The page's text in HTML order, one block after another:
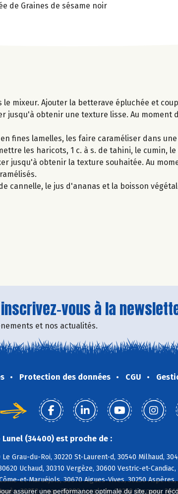
assurer une performance optimale du site, pour
de Graines de sésame noir
mixeur. Ajouter la betterave épluchée et
jusqu'à obtenir une texture lisse. Au moment
fines lamelles, les faire caraméliser dans
les haricots, 1 c. à s. de tahini, le cumin,
jusqu'à obtenir la texture souhaitée. Au
cannelle, le jus d'ananas et la boisson
vous à la
et nos actualités.
Protection des données CGU
(34400) est proche de :
Grau-du-Roi, 30220 St-Laurent-d, 30540 Milhaud,
Uchaud, 30310 Vergèze, 30600 Vestric-et-
et-Maruéjols, 30670 Aigues-Vives, 30250
30250 Junas, 30980 Langlade, 30250 Lecques,